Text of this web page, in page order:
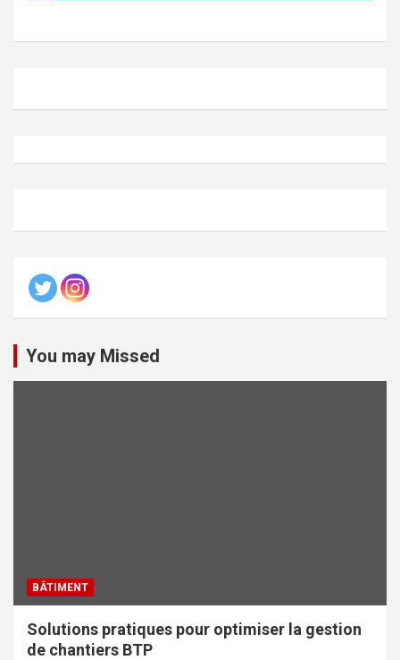
You may Missed
BÂTIMENT
Solutions pratiques pour optimiser la gestion
de chantiers BTP